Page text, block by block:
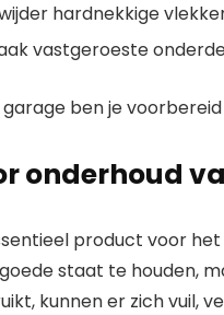
hardnekkige
vastgeroeste
ben je
onderhoud
product voor
staat te houden,
kunnen er zich vuil,